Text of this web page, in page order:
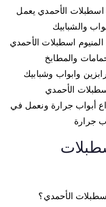
اسطبلات الأحمدي يعمل
والشبابيك
اسطبلات الأحمدي
والمطابخ
وابواب وشبابيك
الأحمدي
أبواب جرارة ونعمل في
جرارة
الأحمدي؟